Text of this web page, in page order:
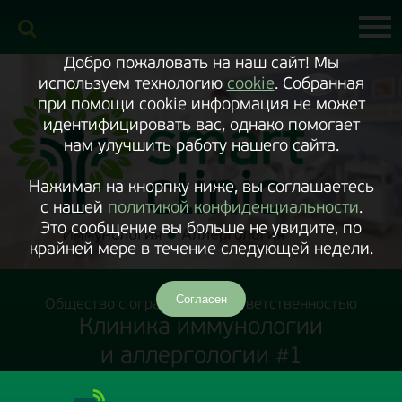
версию
сайта
Добро пожаловать на наш сайт! Мы
используем технологию cookie. Собранная
при помощи cookie информация не может
идентифицировать вас, однако помогает
нам улучшить работу нашего сайта.
Нажимая на кнорпку ниже, вы соглашаетесь
с нашей политикой конфиденциальности.
Это сообщение вы больше не увидите, по
крайней мере в течение следующей недели.
Согласен
Общество с ограниченной ответственностью
Клиника иммунологии
и аллергологии #1